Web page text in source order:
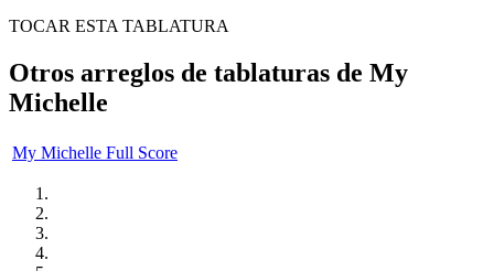
TOCAR ESTA TABLATURA
Otros arreglos de tablaturas de My
Michelle
My Michelle Full Score